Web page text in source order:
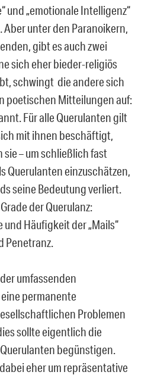
und „emotionale Intelligenz“
unter den Paranoikern,
gibt es auch zwei
sich eher bieder-religiös
schwingt die andere sich
poetischen Mitteilungen auf:
Für alle Querulanten gilt
mit ihnen beschäftigt,
– um schließlich fast
Querulanten einzuschätzen,
seine Bedeutung verliert.
der Querulanz:
und Häufigkeit der „Mails“
Penetranz.
umfassenden
permanente
Problemen
sollte eigentlich die
begünstigen.
eher um repräsentative